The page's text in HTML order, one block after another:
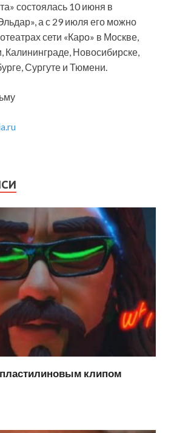
состоялась 10 июня в
а с 29 июля его можно
сети «Каро» в Москве,
Калининграде, Новосибирске,
Сургуте и Тюмени.
клипом